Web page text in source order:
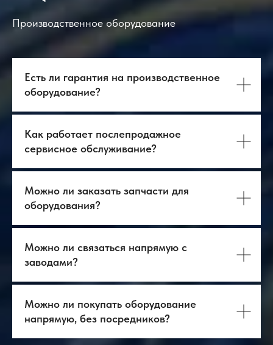
аксессуарами
25
Руководство по
1
Производственное оборудование
Есть ли гарантия на производственное
оборудование?
Как работает послепродажное
сервисное обслуживание?
Можно ли заказать запчасти для
оборудования?
Можно ли связаться напрямую с
заводами?
Можно ли покупать оборудование
напрямую, без посредников?